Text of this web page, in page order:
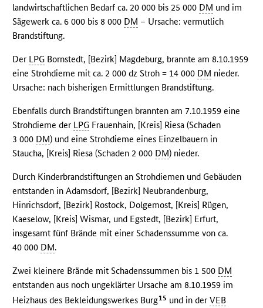
landwirtschaftlichen Bedarf ca. 20 000 bis 25 000 DM und im
Sägewerk ca. 6 000 bis 8 000 DM – Ursache: vermutlich
Brandstiftung.
Der LPG Bornstedt, [Bezirk] Magdeburg, brannte am 8.10.1959
eine Strohdieme mit ca. 2 000 dz Stroh = 14 000 DM nieder.
Ursache: nach bisherigen Ermittlungen Brandstiftung.
Ebenfalls durch Brandstiftungen brannten am 7.10.1959 eine
Strohdieme der LPG Frauenhain, [Kreis] Riesa (Schaden
3 000 DM) und eine Strohdieme eines Einzelbauern in
Staucha, [Kreis] Riesa (Schaden 2 000 DM) nieder.
Durch Kinderbrandstiftungen an Strohdiemen und Gebäuden
entstanden in Adamsdorf, [Bezirk] Neubrandenburg,
Hinrichsdorf, [Bezirk] Rostock, Dolgemost, [Kreis] Rügen,
Kaeselow, [Kreis] Wismar, und Egstedt, [Bezirk] Erfurt,
insgesamt fünf Brände mit einer Schadenssumme von ca.
40 000 DM.
Zwei kleinere Brände mit Schadenssummen bis 1 500 DM
entstanden aus noch ungeklärter Ursache am 8.10.1959 im
Heizhaus des Bekleidungswerkes Burg15 und in derVEB